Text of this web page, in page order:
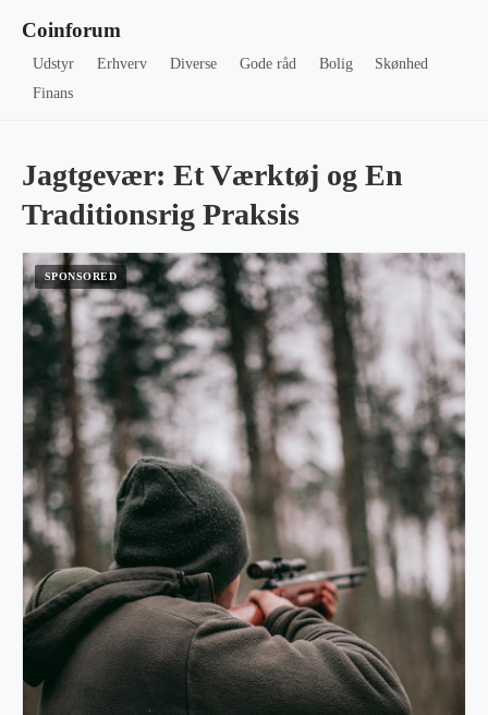
Coinforum
Udstyr Erhverv Diverse Gode råd Bolig
Skønhed
Finans
Jagtgevær: Et Værktøj og En
Traditionsrig Praksis